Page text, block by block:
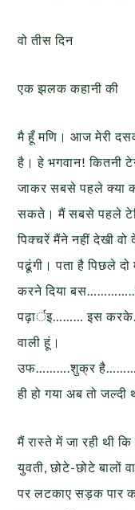
वो तीस दिन
एक झलक कहानी की
मै हूँ मणि। आज मेरी
है। हे भगवान! कितनी
जाकर सबसे पहले क्या
सकते। मैं सबसे पहले
पिक्चरें मैंने नहीं देखी
पढूंगी। पता है पिछले दो
करने दिया
पढ़ार्इ……… इस
वाली हूं।
उफ……….शुक्र है……….
ही हो गया अब तो
मैं रास्ते में जा रही थी
युवती, छोटे-छोटे बालों
पर लटकाए सड़क पार